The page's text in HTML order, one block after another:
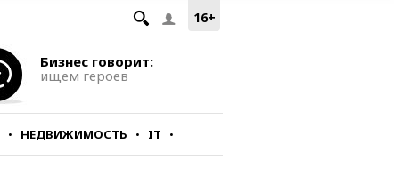
16+
Бизнес говорит:
ищем героев
НЕДВИЖИМОСТЬ IT